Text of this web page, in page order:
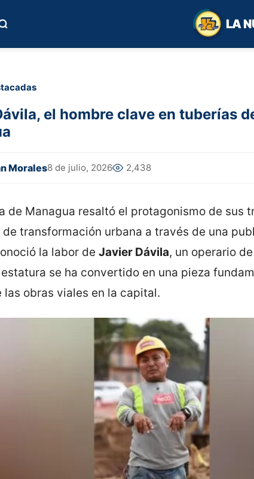
LA
el hombre clave en tuberías
Morales8 de julio, 2026 2,438
de Managua resaltó el protagonismo de sus
transformación urbana a través de una
la labor de Javier Dávila, un operario
se ha convertido en una pieza
las obras viales en la capital.